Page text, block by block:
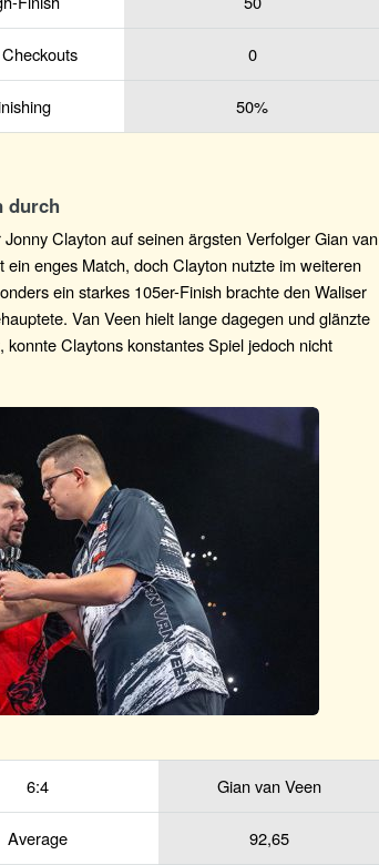
0
50%
durch
Clayton auf seinen ärgsten Verfolger Gian van
enges Match, doch Clayton nutzte im weiteren
ein starkes 105er-Finish brachte den Waliser
Van Veen hielt lange dagegen und glänzte
Claytons konstantes Spiel jedoch nicht
6:4 Gian van Veen
Average 92,65